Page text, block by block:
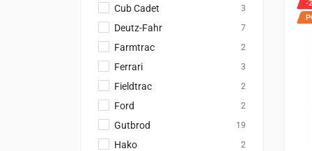
Cub Cadet 3
Deutz-Fahr 7
Farmtrac 2
Ferrari 3
Fieldtrac 2
Ford 2
Gutbrod 19
Hako 2
-